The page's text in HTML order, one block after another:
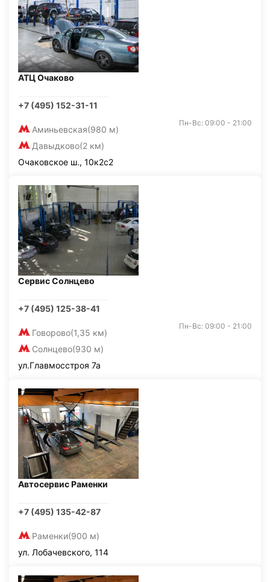
АТЦ Очаково
+7 (495) 152-31-11
Аминьевская(980 м)
Давыдково(2 км)
Пн-Вс: 09:00 - 21:00
Очаковское ш., 10к2с2
Сервис Солнцево
+7 (495) 125-38-41
Говорово(1,35 км)
Солнцево(930 м)
Пн-Вс: 09:00 - 21:00
ул.Главмосстроя 7а
Автосервис Раменки
+7 (495) 135-42-87
Раменки(900 м)
ул. Лобачевского, 114